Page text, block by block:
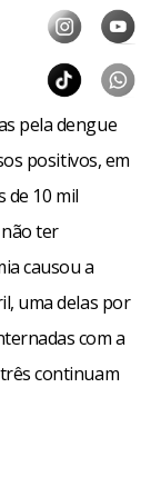
mil é um
uma doença
podem se
Mas os
um remédio
No entanto,
“Pelos
a força. Em
por dia.
boletim da
o município
pela dengue
positivos, em
de 10 mil
ter
causou a
uma delas por
com a
continuam